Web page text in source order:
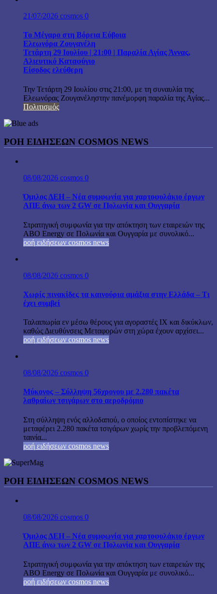
21/07/2026 cosmos 0
Το Μέγαρο στη Βόρεια Εύβοια
Ελεωνόρα Ζουγανέλη
Τετάρτη 29 Ιουλίου | 21:00 | Παραλία Αγίας Άννας,
Αλιευτικό Καταφύγιο
Είσοδος ελεύθερη
Την Τετάρτη 29 Ιουλίου στις 21:00, με τη συναυλία της
Ελεωνόρας Ζουγανέληστην πανέμορφη παραλία της Αγίας...
Πολιτισμός
ΡΟΗ ΕΙΔΗΣΕΩΝ COSMOS NEWS
08/08/2026 cosmos 0
Όμιλος ΔΕΗ – Νέα συμφωνία για χαρτοφυλάκιο έργων
ΑΠΕ άνω των 2 GW σε Πολωνία και Ουγγαρία
Στρατηγική συμφωνία για την απόκτηση των εταιρειών της
ABO Energy σε Πολωνία και Ουγγαρία με συνολικό...
ροή ειδήσεων cosmos news
08/08/2026 cosmos 0
Χωρίς πινακίδες τα καινούρια αμάξια στην Ελλάδα – Τι
έχει συμβεί
Ταλαιπωρία εν μέσω θέρους για αγοραστές ΙΧ και δικύκλων,
καθώς Διευθύνσεις Μεταφορών στη χώρα έχουν αρχίσει...
ροή ειδήσεων cosmos news
08/08/2026 cosmos 0
Μύκονος – Σύλληψη 56χρονου με 2.280 πακέτα
λαθραίων τσιγάρων στο αεροδρόμιο
Στη σύλληψη ενός αλλοδαπού, ο οποίος εντοπίστηκε να
μεταφέρει 2.280 πακέτα τσιγάρων χωρίς την προβλεπόμενη
ταινία...
ροή ειδήσεων cosmos news
ΡΟΉ ΕΙΔΉΣΕΩΝ COSMOS NEWS
08/08/2026 cosmos 0
Όμιλος ΔΕΗ – Νέα συμφωνία για χαρτοφυλάκιο έργων
ΑΠΕ άνω των 2 GW σε Πολωνία και Ουγγαρία
Στρατηγική συμφωνία για την απόκτηση των εταιρειών της
ABO Energy σε Πολωνία και Ουγγαρία με συνολικό...
ροή ειδήσεων cosmos news